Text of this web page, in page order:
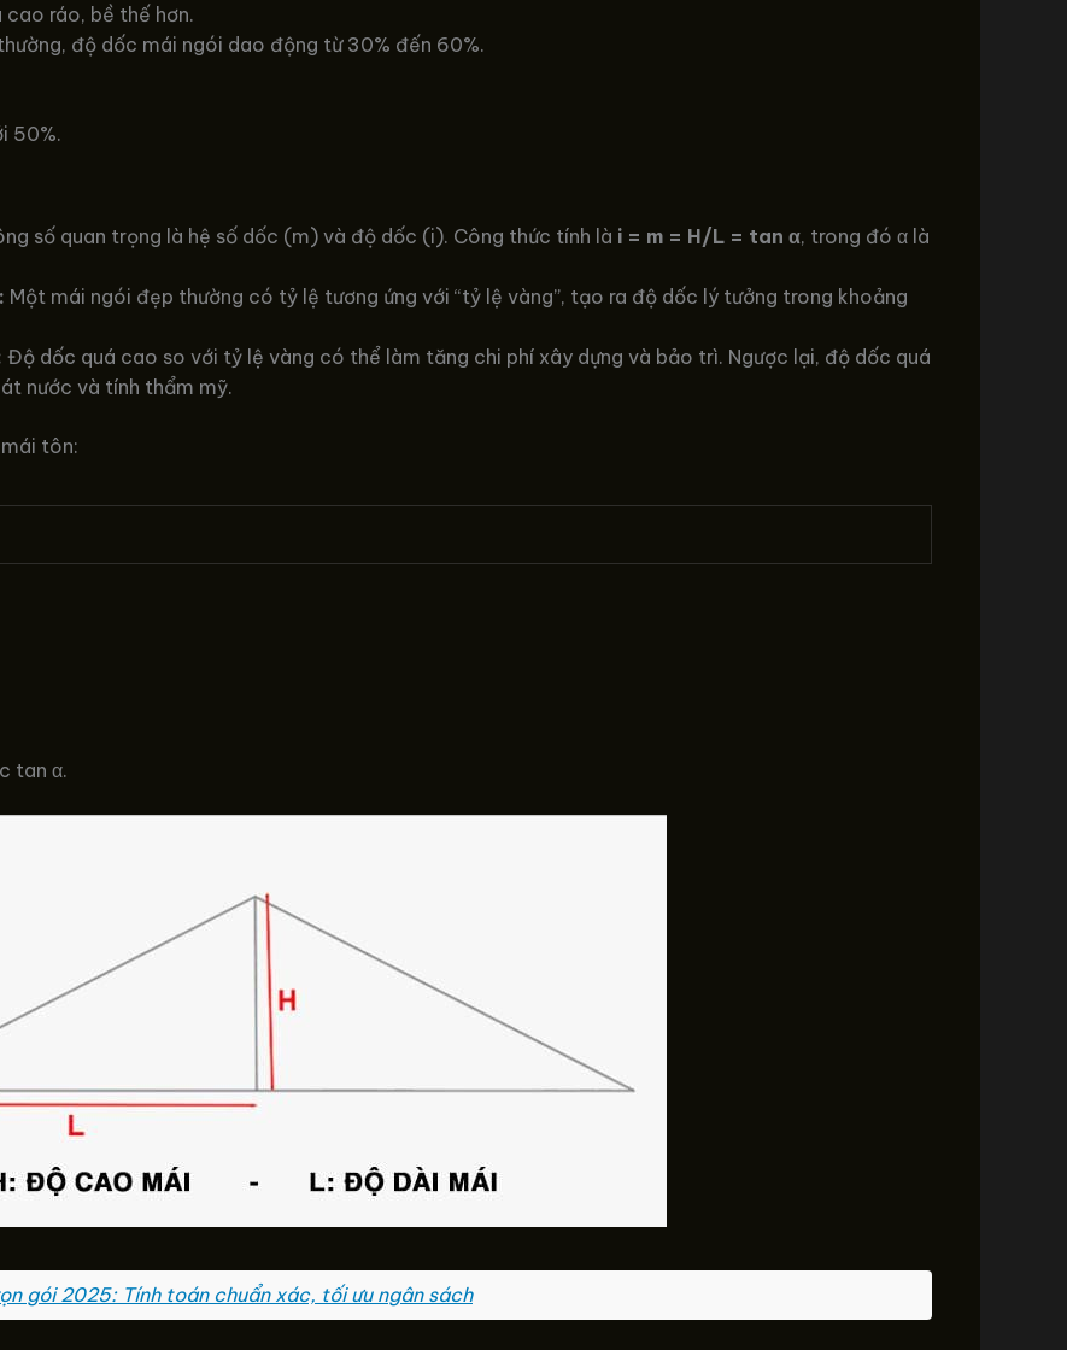
ráo, bề thế hơn.
độ dốc mái ngói dao động từ 30% đến 60%.
50%.
số quan trọng là hệ số dốc (m) và độ dốc (i). Công thức tính là i = m = H/L = tan α, trong đó α là
Một mái ngói đẹp thường có tỷ lệ tương ứng với “tỷ lệ vàng”, tạo ra độ dốc lý tưởng trong khoảng
Độ dốc quá cao so với tỷ lệ vàng có thể làm tăng chi phí xây dựng và bảo trì. Ngược lại, độ dốc quá
nước và tính thẩm mỹ.
tôn:
tan α.
gói 2025: Tính toán chuẩn xác, tối ưu ngân sách